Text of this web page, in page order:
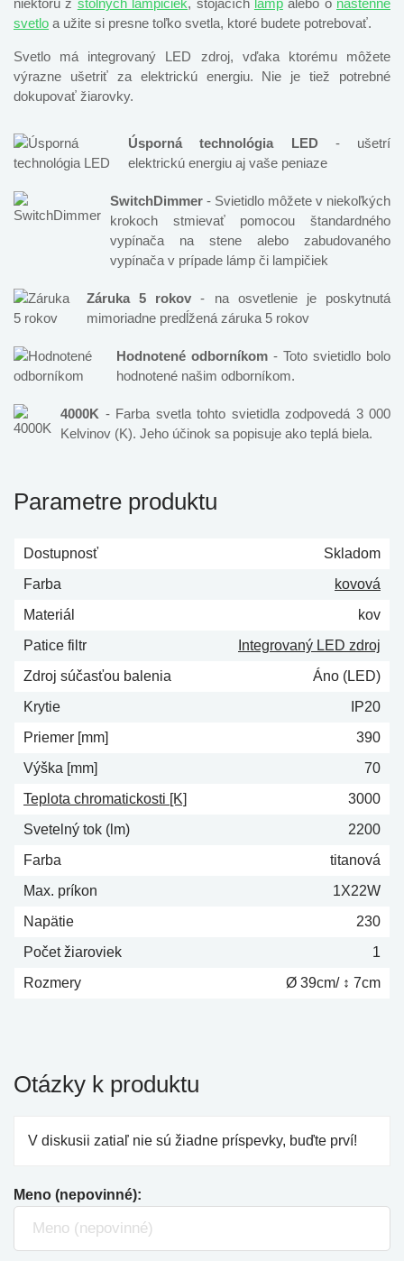
svetlo a užite si presne toľko svetla, ktoré budete potrebovať.
Svetlo má integrovaný LED zdroj, vďaka ktorému môžete
výrazne ušetriť za elektrickú energiu. Nie je tiež potrebné
dokupovať žiarovky.
Úsporná technológia LED- ušetrí
elektrickú energiu aj vaše peniaze
SwitchDimmer - Svietidlo môžete v niekoľkých
krokoch stmievať pomocou štandardného
vypínača na stene alebo zabudovaného
vypínača v prípade lámp či lampičiek
Záruka 5 rokov - na osvetlenie je poskytnutá
mimoriadne predĺžená záruka 5 rokov
Hodnotené odborníkom- Toto svietidlo bolo
hodnotené našim odborníkom.
4000K - Farba svetla tohto svietidla zodpovedá 3 000
Kelvinov (K). Jeho účinok sa popisuje ako teplá biela.
Parametre produktu
Dostupnosť
Skladom
Farba
kovová
Materiál
kov
Patice filtr
Integrovaný LED zdroj
Zdroj súčasťou balenia
Áno (LED)
Krytie
IP20
Priemer [mm]
390
Výška [mm]
70
Teplota chromatickosti [K]
3000
Svetelný tok (lm)
2200
Farba
titanová
Max. príkon
1X22W
Napätie
230
Počet žiaroviek
1
Rozmery
Ø 39cm/ ↕ 7cm
Otázky k produktu
V diskusii zatiaľ nie sú žiadne príspevky, buďte prví!
Meno (nepovinné):